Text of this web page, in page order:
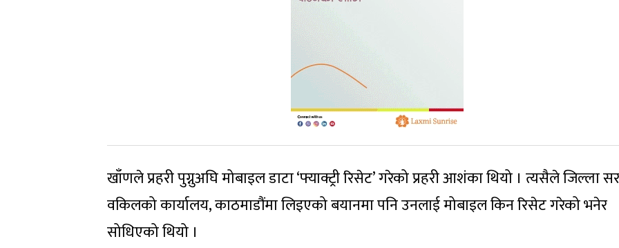
खाँणले प्रहरी पुग्नुअघि मोबाइल डाटा ‘फ्याक्ट्री रिसेट’ गरेको प्रहरी आशंका थियो । त्यसैले जिल्ला
वकिलको कार्यालय, काठमाडौंमा लिइएको बयानमा पनि उनलाई मोबाइल किन रिसेट गरेको भनेर
सोधिएको थियो ।